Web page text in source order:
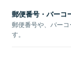
郵便番号・バーコ
郵便番号や、バー
す。